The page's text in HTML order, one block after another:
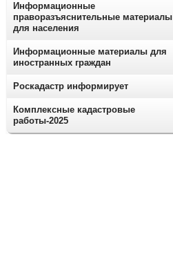
Информационные
праворазъяснительные материалы
для населения
Информационные материалы для
иностранных граждан
Роскадастр информирует
Комплексные кадастровые
работы-2025